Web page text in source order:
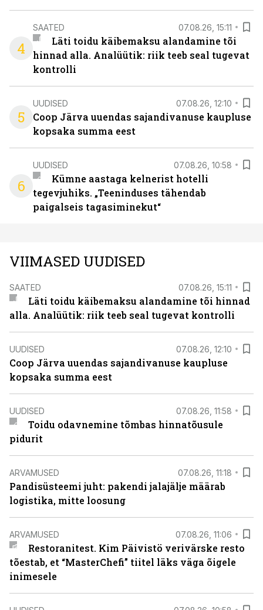
4
SAATED 07.08.26, 15:11
Läti toidu käibemaksu alandamine tõi
hinnad alla. Analüütik: riik teeb seal tugevat
kontrolli
5
UUDISED 07.08.26, 12:10
Coop Järva uuendas sajandivanuse kaupluse
kopsaka summa eest
6
UUDISED 07.08.26, 10:58
Kümne aastaga kelnerist hotelli
tegevjuhiks. „Teeninduses tähendab
paigalseis tagasiminekut“
VIIMASED UUDISED
SAATED 07.08.26, 15:11
Läti toidu käibemaksu alandamine tõi hinnad
alla. Analüütik: riik teeb seal tugevat kontrolli
UUDISED 07.08.26, 12:10
Coop Järva uuendas sajandivanuse kaupluse
kopsaka summa eest
UUDISED 07.08.26, 11:58
Toidu odavnemine tõmbas hinnatõusule
pidurit
ARVAMUSED 07.08.26, 11:18
Pandisüsteemi juht: pakendi jalajälje määrab
logistika, mitte loosung
ARVAMUSED 07.08.26, 11:06
Restoranitest. Kim Päivistö verivärske resto
tõestab, et “MasterChefi” tiitel läks väga õigele
inimesele